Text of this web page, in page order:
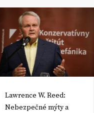
Lawrence W. Reed:
Nebezpečné mýty a